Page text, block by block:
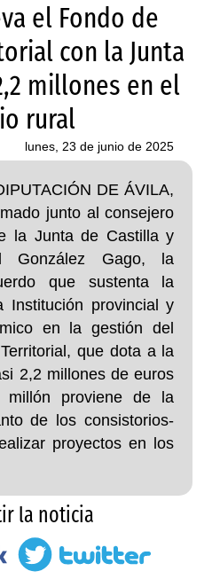
el Fondo de
con la Junta
millones en el
rural
lunes, 23 de junio de 2025
DE ÁVILA,
junto al consejero
la Junta de Castilla y
González Gago, la
que sustenta la
Institución provincial y
en la gestión del
que dota a la
2,2 millones de euros
proviene de la
de los consistorios-
proyectos en los
la noticia